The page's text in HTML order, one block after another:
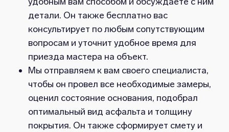
детали. Он также бесплатно вас
консультирует по любым сопутствующим
вопросам и уточнит удобное время для
приезда мастера на объект.
Мы отправляем к вам своего специалиста,
чтобы он провел все необходимые замеры,
оценил состояние основания, подобрал
оптимальный вид асфальта и толщину
покрытия. Он также сформирует смету и